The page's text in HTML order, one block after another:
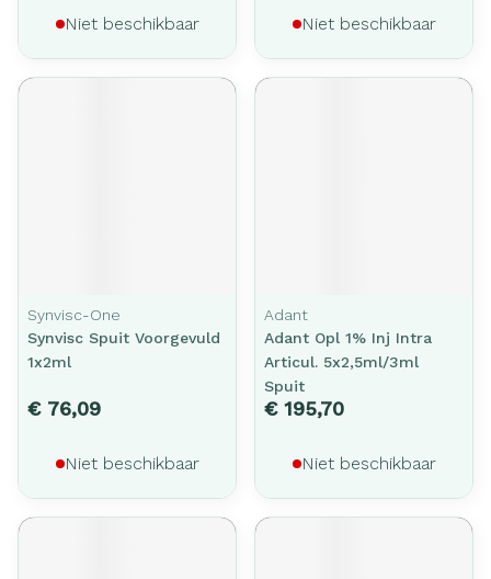
Niet beschikbaar Niet beschikbaar
Synvisc-One
Synvisc Spuit Voorgevuld
1x2ml
€ 76,09
Niet beschikbaar
Adant
Adant Opl 1% Inj Intra
Articul. 5x2,5ml/3ml
Spuit
€ 195,70
Niet beschikbaar